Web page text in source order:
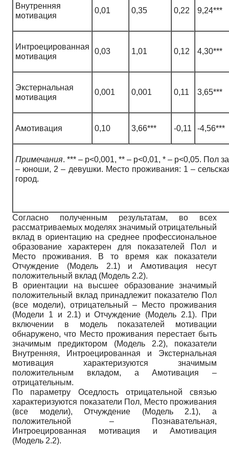
Внутренняя
мотивация
0,01 0,35 0,22 9,24***
Интроецированная
мотивация
0,03 1,01 0,12 4,30***
Экстернальная
мотивация
0,001 0,001 0,11 3,65***
Амотивация 0,10 3,66*** -0,11 -4,56***
Примечания. *** – p<0,001, ** – p<0,01, * – p<0,05. Пол
– юноши, 2 – девушки. Место проживания: 1 –
город.
Согласно полученным результатам, во всех
рассматриваемых моделях значимый отрицательный
вклад в ориентацию на среднее профессиональное
образование характерен для показателей Пол и
Место проживания. В то время как показатели
Отчуждение (Модель 2.1) и Амотивация несут
положительный вклад (Модель 2.2).
В ориентации на высшее образование значимый
положительный вклад принадлежит показателю Пол
(все модели), отрицательный – Место проживания
(Модели 1 и 2.1) и Отчуждение (Модель 2.1). При
включении в модель показателей мотивации
обнаружено, что Место проживания перестает быть
значимым предиктором (Модель 2.2), показатели
Внутренняя, Интроецированная и Экстернальная
мотивация характеризуются значимым
положительным вкладом, а Амотивация –
отрицательным.
По параметру Оседлость отрицательной связью
характеризуются показатели Пол, Место проживания
(все модели), Отчуждение (Модель 2.1), а
положительной – Познавательная,
Интроецированная мотивация и Амотивация
(Модель 2.2).